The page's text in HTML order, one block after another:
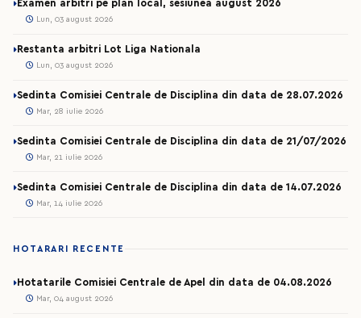
Examen arbitri pe plan local, sesiunea august 2026
Lun, 03 august 2026
Restanta arbitri Lot Liga Nationala
Lun, 03 august 2026
Sedinta Comisiei Centrale de Disciplina din data de 28.07.2026
Mar, 28 iulie 2026
Sedinta Comisiei Centrale de Disciplina din data de 21/07/2026
Mar, 21 iulie 2026
Sedinta Comisiei Centrale de Disciplina din data de 14.07.2026
Mar, 14 iulie 2026
HOTARARI RECENTE
Hotatarile Comisiei Centrale de Apel din data de 04.08.2026
Mar, 04 august 2026